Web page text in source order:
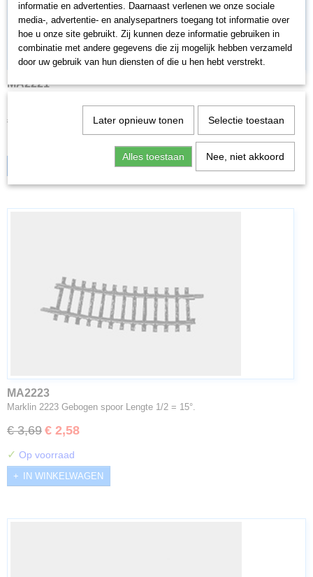
MA2221
€ 3,89
MA2223
Marklin 2223 Gebogen spoor Lengte 1/2 = 15°.
€ 3,69 € 2,58
✓ Op voorraad
IN WINKELWAGEN
informatie en advertenties. Daarnaast verlenen we onze sociale
media-, advertentie- en analysepartners toegang tot informatie over
hoe u onze site gebruikt. Zij kunnen deze informatie gebruiken in
combinatie met andere gegevens die zij mogelijk hebben verzameld
door uw gebruik van hun diensten of die u hen hebt verstrekt.
Later opnieuw tonen Selectie toestaan
Alles toestaan Nee, niet akkoord